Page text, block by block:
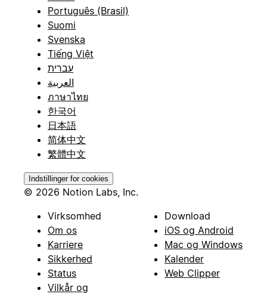
Português (Brasil)
Suomi
Svenska
Tiếng Việt
עברית
العربية
ภาษาไทย
한국어
日本語
简体中文
繁體中文
Indstillinger for cookies
© 2026 Notion Labs, Inc.
Virksomhed
Om os
Karriere
Sikkerhed
Status
Vilkår og
Download
iOS og Android
Mac og Windows
Kalender
Web Clipper